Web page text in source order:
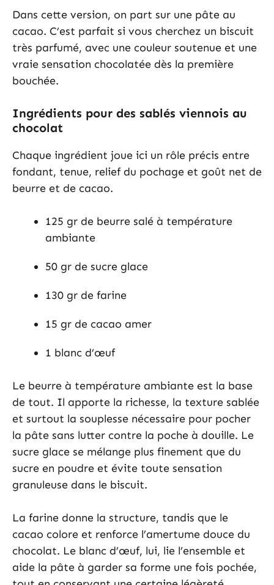
Dans cette version, on part sur une pâte au
cacao. C’est parfait si vous cherchez un biscuit
très parfumé, avec une couleur soutenue et une
vraie sensation chocolatée dès la première
bouchée.
Ingrédients pour des sablés viennois au
chocolat
Chaque ingrédient joue ici un rôle précis entre
fondant, tenue, relief du pochage et goût net de
beurre et de cacao.
125 gr de beurre salé à température
ambiante
50 gr de sucre glace
130 gr de farine
15 gr de cacao amer
1 blanc d’œuf
Le beurre à température ambiante est la base
de tout. Il apporte la richesse, la texture sablée
et surtout la souplesse nécessaire pour pocher
la pâte sans lutter contre la poche à douille. Le
sucre glace se mélange plus finement que du
sucre en poudre et évite toute sensation
granuleuse dans le biscuit.
La farine donne la structure, tandis que le
cacao colore et renforce l’amertume douce du
chocolat. Le blanc d’œuf, lui, lie l’ensemble et
aide la pâte à garder sa forme une fois pochée,